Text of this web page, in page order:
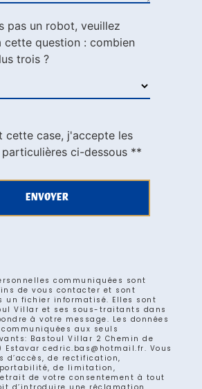
pas un robot, veuillez
cette question : combien
trois ?
cette case, j'accepte les
ci-dessous **
ENVOYER
communiquées sont
de vous contacter et sont
un fichier informatisé. Elles sont
Villar et ses sous-traitants dans
à votre message. Les données
aux seuls
Bastoul Villar 2 Chemin de
cedric.bas@hotmail.fr. Vous
d’accès, de rectification,
portabilité, de limitation,
de votre consentement à tout